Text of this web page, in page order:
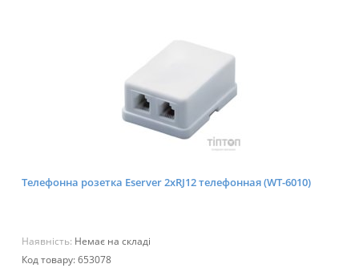
Телефонна розетка Eserver 2xRJ12 телефонная (WT-6010)
Наявність: Немає на складі
Код товару: 653078